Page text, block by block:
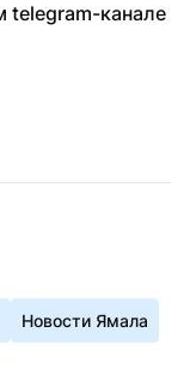
Новости Ямала